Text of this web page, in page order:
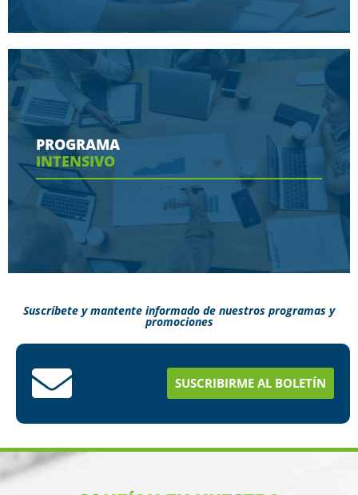
Conoce aquí las herramientas con las que
contaras en tu programa
Ver más
PROGRAMA
INTENSIVO
estudios en menos tiempo
Suscríbete y mantente informado de nuestros programas y
promociones
SUSCRIBIRME AL BOLETÍN